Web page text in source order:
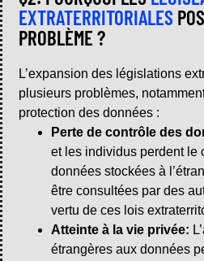
EXTRATERRITORIALES
PROBLÈME ?
L’expansion des législations
plusieurs problèmes,
protection des données :
Perte de contrôle des
et les individus perdent le
données stockées à
être consultées par des
vertu de ces lois
Atteinte à la vie privée:
étrangères aux données